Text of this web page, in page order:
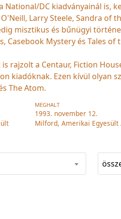
National/DC kiadványainál is,
Larry Steele, Sandra of
misztikus és bűnügyi
Casebook Mystery és Tales
rajzolt a Centaur, Fiction
kiadóknak. Ezen kívül olyan
The Atom.
MEGHALT
1993. november 12.
Milford, Amerikai Egyesült